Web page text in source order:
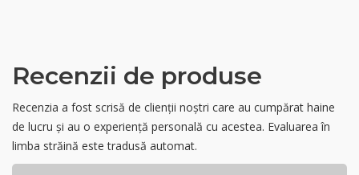
Recenzii de produse
Recenzia a fost scrisă de clienții noștri care au cumpărat haine
de lucru și au o experiență personală cu acestea. Evaluarea în
limba străină este tradusă automat.